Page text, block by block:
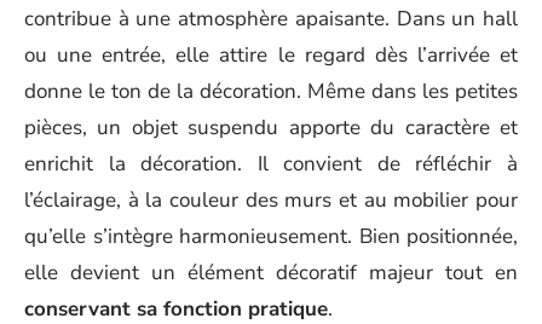
contribue à une atmosphère apaisante. Dans un hall
ou une entrée, elle attire le regard dès l’arrivée et
donne le ton de la décoration. Même dans les petites
pièces, un objet suspendu apporte du caractère et
enrichit la décoration. Il convient de réfléchir à
l’éclairage, à la couleur des murs et au mobilier pour
qu’elle s’intègre harmonieusement. Bien positionnée,
elle devient un élément décoratif majeur tout en
conservant sa fonction pratique.